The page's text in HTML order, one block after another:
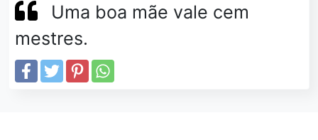
Uma boa mãe vale cem
mestres.